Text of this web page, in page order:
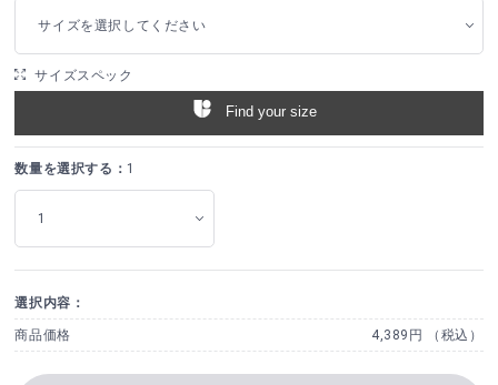
サイズを選択してください
サイズスペック
Find your size
数量を選択する： 1
選択内容：
商品価格 4,389円 （税込）